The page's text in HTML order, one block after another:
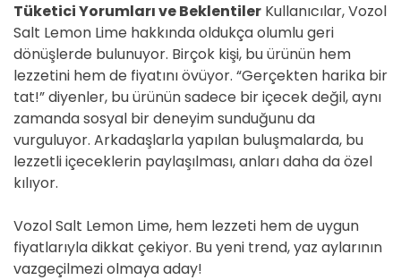
Tüketici Yorumları ve Beklentiler Kullanıcılar, Vozol
Salt Lemon Lime hakkında oldukça olumlu geri
dönüşlerde bulunuyor. Birçok kişi, bu ürünün hem
lezzetini hem de fiyatını övüyor. “Gerçekten harika bir
tat!” diyenler, bu ürünün sadece bir içecek değil, aynı
zamanda sosyal bir deneyim sunduğunu da
vurguluyor. Arkadaşlarla yapılan buluşmalarda, bu
lezzetli içeceklerin paylaşılması, anları daha da özel
kılıyor.
Vozol Salt Lemon Lime, hem lezzeti hem de uygun
fiyatlarıyla dikkat çekiyor. Bu yeni trend, yaz aylarının
vazgeçilmezi olmaya aday!